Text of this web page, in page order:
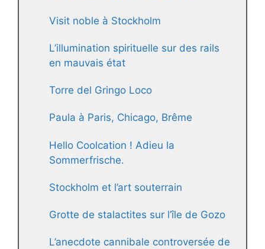
Visit noble à Stockholm
L’illumination spirituelle sur des rails
en mauvais état
Torre del Gringo Loco
Paula à Paris, Chicago, Brême
Hello Coolcation ! Adieu la
Sommerfrische.
Stockholm et l’art souterrain
Grotte de stalactites sur l’île de Gozo
L’anecdote cannibale controversée de